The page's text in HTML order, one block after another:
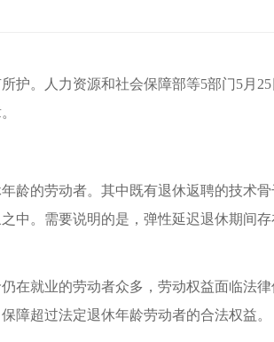
。人力资源和社会保障部等5部门5月
龄的劳动者。其中既有退休返聘的技术
中。需要说明的是，弹性延迟退休期间
在就业的劳动者众多，劳动权益面临法
障超过法定退休年龄劳动者的合法权益。